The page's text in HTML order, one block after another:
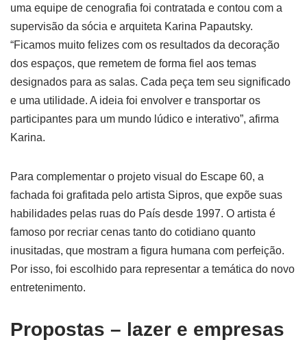
uma equipe de cenografia foi contratada e contou com a
supervisão da sócia e arquiteta Karina Papautsky.
“Ficamos muito felizes com os resultados da decoração
dos espaços, que remetem de forma fiel aos temas
designados para as salas. Cada peça tem seu significado
e uma utilidade. A ideia foi envolver e transportar os
participantes para um mundo lúdico e interativo”, afirma
Karina.
Para complementar o projeto visual do Escape 60, a
fachada foi grafitada pelo artista Sipros, que expõe suas
habilidades pelas ruas do País desde 1997. O artista é
famoso por recriar cenas tanto do cotidiano quanto
inusitadas, que mostram a figura humana com perfeição.
Por isso, foi escolhido para representar a temática do novo
entretenimento.
Propostas – lazer e empresas